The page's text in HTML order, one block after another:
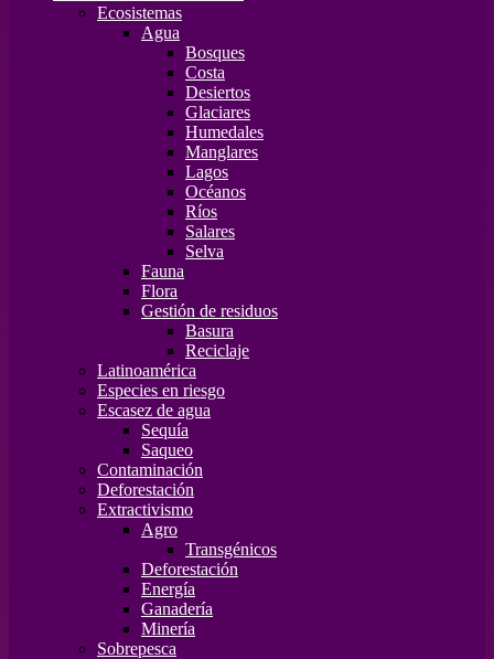
Ecosistemas
Agua
Bosques
Costa
Desiertos
Glaciares
Humedales
Manglares
Lagos
Océanos
Ríos
Salares
Selva
Fauna
Flora
Gestión de residuos
Basura
Reciclaje
Latinoamérica
Especies en riesgo
Escasez de agua
Sequía
Saqueo
Contaminación
Deforestación
Extractivismo
Agro
Transgénicos
Deforestación
Energía
Ganadería
Minería
Sobrepesca